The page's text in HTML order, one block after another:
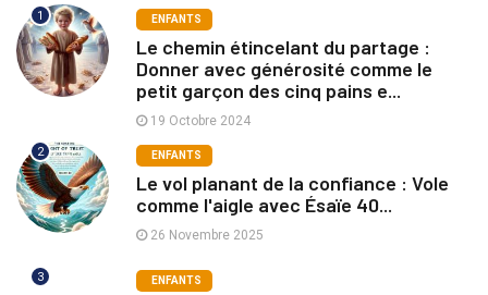
1 ENFANTS
Le chemin étincelant du partage :
Donner avec générosité comme le
petit garçon des cinq pains e...
19 Octobre 2024
2 ENFANTS
Le vol planant de la confiance : Vole
comme l'aigle avec Ésaïe 40...
26 Novembre 2025
3 ENFANTS